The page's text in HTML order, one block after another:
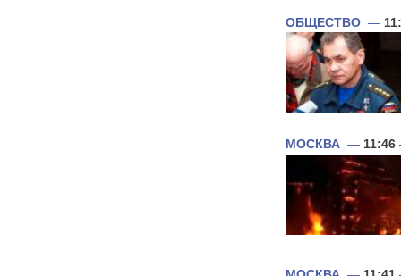
ОБЩЕСТВО —
МОСКВА — 11:46